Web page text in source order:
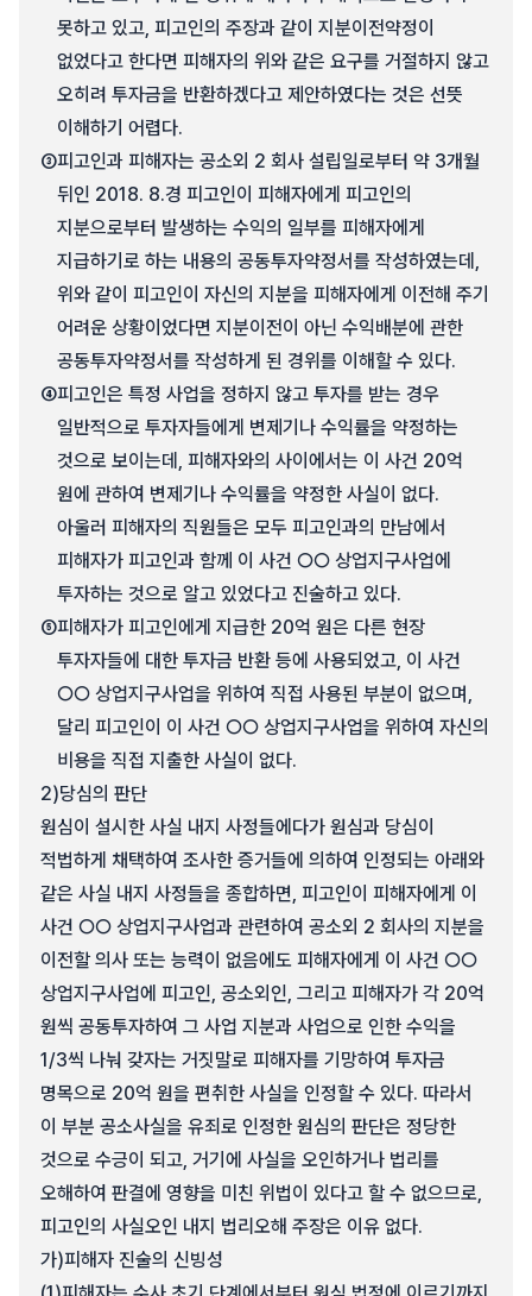
못하고 있고, 피고인의 주장과 같이 지분이전약정이
없었다고 한다면 피해자의 위와 같은 요구를 거절하지 않고
오히려 투자금을 반환하겠다고 제안하였다는 것은 선뜻
이해하기 어렵다.
③피고인과 피해자는 공소외 2 회사 설립일로부터 약 3개월
뒤인 2018. 8.경 피고인이 피해자에게 피고인의
지분으로부터 발생하는 수익의 일부를 피해자에게
지급하기로 하는 내용의 공동투자약정서를 작성하였는데,
위와 같이 피고인이 자신의 지분을 피해자에게 이전해 주기
어려운 상황이었다면 지분이전이 아닌 수익배분에 관한
공동투자약정서를 작성하게 된 경위를 이해할 수 있다.
④피고인은 특정 사업을 정하지 않고 투자를 받는 경우
일반적으로 투자자들에게 변제기나 수익률을 약정하는
것으로 보이는데, 피해자와의 사이에서는 이 사건 20억
원에 관하여 변제기나 수익률을 약정한 사실이 없다.
아울러 피해자의 직원들은 모두 피고인과의 만남에서
피해자가 피고인과 함께 이 사건 ○○ 상업지구사업에
투자하는 것으로 알고 있었다고 진술하고 있다.
⑤피해자가 피고인에게 지급한 20억 원은 다른 현장
투자자들에 대한 투자금 반환 등에 사용되었고, 이 사건
○○ 상업지구사업을 위하여 직접 사용된 부분이 없으며,
달리 피고인이 이 사건 ○○ 상업지구사업을 위하여 자신의
비용을 직접 지출한 사실이 없다.
2)당심의 판단
원심이 설시한 사실 내지 사정들에다가 원심과 당심이
적법하게 채택하여 조사한 증거들에 의하여 인정되는 아래와
같은 사실 내지 사정들을 종합하면, 피고인이 피해자에게 이
사건 ○○ 상업지구사업과 관련하여 공소외 2 회사의 지분을
이전할 의사 또는 능력이 없음에도 피해자에게 이 사건 ○○
상업지구사업에 피고인, 공소외인, 그리고 피해자가 각 20억
원씩 공동투자하여 그 사업 지분과 사업으로 인한 수익을
1/3씩 나눠 갖자는 거짓말로 피해자를 기망하여 투자금
명목으로 20억 원을 편취한 사실을 인정할 수 있다. 따라서
이 부분 공소사실을 유죄로 인정한 원심의 판단은 정당한
것으로 수긍이 되고, 거기에 사실을 오인하거나 법리를
오해하여 판결에 영향을 미친 위법이 있다고 할 수 없으므로,
피고인의 사실오인 내지 법리오해 주장은 이유 없다.
가)피해자 진술의 신빙성